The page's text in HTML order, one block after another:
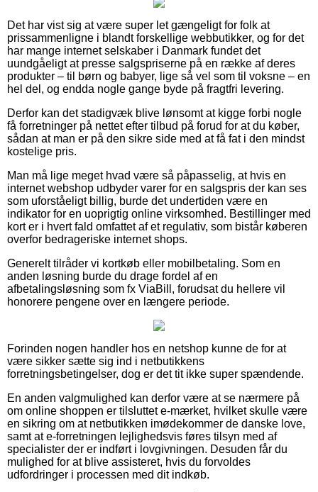
Det har vist sig at være super let gængeligt for folk at
prissammenligne i blandt forskellige webbutikker, og for det
har mange internet selskaber i Danmark fundet det
uundgåeligt at presse salgspriserne på en række af deres
produkter – til børn og babyer, lige så vel som til voksne – en
hel del, og endda nogle gange byde på fragtfri levering.
Derfor kan det stadigvæk blive lønsomt at kigge forbi nogle
få forretninger på nettet efter tilbud på forud for at du køber,
sådan at man er på den sikre side med at få fat i den mindst
kostelige pris.
Man må lige meget hvad være så påpasselig, at hvis en
internet webshop udbyder varer for en salgspris der kan ses
som uforståeligt billig, burde det undertiden være en
indikator for en uoprigtig online virksomhed. Bestillinger med
kort er i hvert fald omfattet af et regulativ, som bistår køberen
overfor bedrageriske internet shops.
Generelt tilråder vi kortkøb eller mobilbetaling. Som en
anden løsning burde du drage fordel af en
afbetalingsløsning som fx ViaBill, forudsat du hellere vil
honorere pengene over en længere periode.
Forinden nogen handler hos en netshop kunne de for at
være sikker sætte sig ind i netbutikkens
forretningsbetingelser, dog er det tit ikke super spændende.
En anden valgmulighed kan derfor være at se nærmere på
om online shoppen er tilsluttet e-mærket, hvilket skulle være
en sikring om at netbutikken imødekommer de danske love,
samt at e-forretningen lejlighedsvis føres tilsyn med af
specialister der er indført i lovgivningen. Desuden får du
mulighed for at blive assisteret, hvis du forvoldes
udfordringer i processen med dit indkøb.